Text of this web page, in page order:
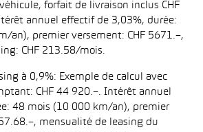
forfait de livraison inclus CHF
annuel effectif de 3,03%, durée:
an), premier versement: CHF 5671.–,
CHF 213.58/mois.
à 0,9%: Exemple de calcul avec
CHF 44 920.–. Intérêt annuel
48 mois (10 000 km/an), premier
mensualité de leasing du